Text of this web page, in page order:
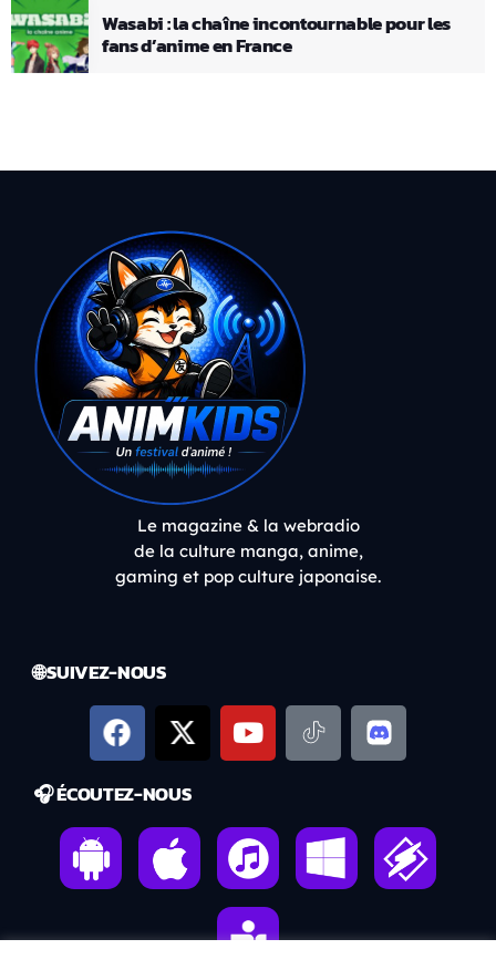
Wasabi : la chaîne incontournable pour les
fans d’anime en France
Le magazine & la webradio
de la culture manga, anime,
gaming et pop culture japonaise.
🌐 SUIVEZ-NOUS
🎧 ÉCOUTEZ-NOUS